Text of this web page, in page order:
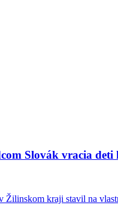
Slovák vracia